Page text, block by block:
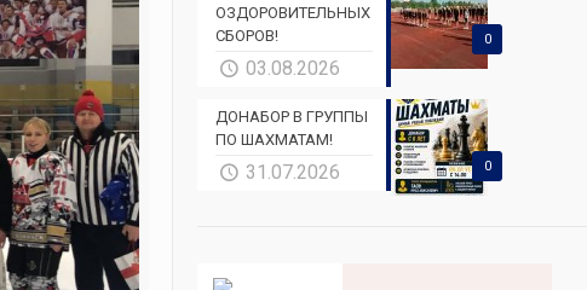
0
ОЗДОРОВИТЕЛЬНЫХ
СБОРОВ!
03.08.2026
0
ДОНАБОР В ГРУППЫ
ПО ШАХМАТАМ!
31.07.2026